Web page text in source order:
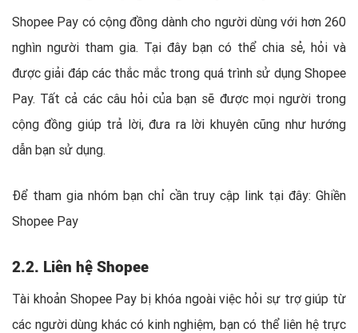
Shopee Pay có cộng đồng dành cho người dùng với hơn 260
nghìn người tham gia. Tại đây bạn có thể chia sẻ, hỏi và
được giải đáp các thắc mắc trong quá trình sử dụng Shopee
Pay. Tất cả các câu hỏi của bạn sẽ được mọi người trong
cộng đồng giúp trả lời, đưa ra lời khuyên cũng như hướng
dẫn bạn sử dụng.
Để tham gia nhóm bạn chỉ cần truy cập link tại đây: Ghiền
Shopee Pay
2.2. Liên hệ Shopee
Tài khoản Shopee Pay bị khóa ngoài việc hỏi sự trợ giúp từ
các người dùng khác có kinh nghiệm, bạn có thể liên hệ trực